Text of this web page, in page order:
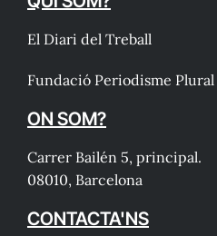
El Diari del Treball
Fundació Periodisme Plural
ON SOM?
Carrer Bailén 5, principal.
08010, Barcelona
CONTACTA'NS